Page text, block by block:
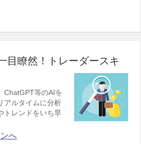
目瞭然！トレーダースキ
ChatGPT等のAIを
アルタイムに分析
トレンドをいち早
へ